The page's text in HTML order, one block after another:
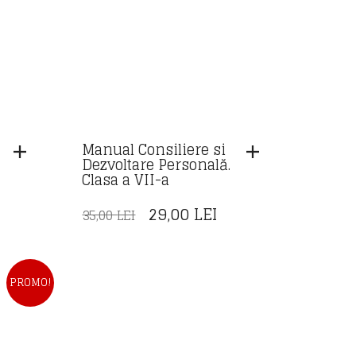
LEI.
Manual Consiliere si
Dezvoltare Personală.
Clasa a VII-a
35,00LEI PREȚUL
29,00 LEI
PROMO!